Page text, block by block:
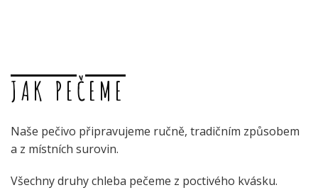
JAK PEČEME
Naše pečivo připravujeme ručně, tradičním způsobem
a z místních surovin.
Všechny druhy chleba pečeme z poctivého kvásku.